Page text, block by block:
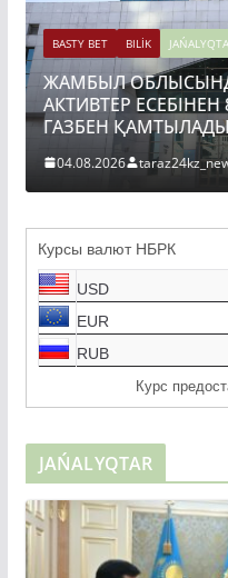
BASTY BET BILİK
ЖАМБЫЛ
АКТИВТЕР
ГАЗБЕН
04.08.2026
Курсы валют НБРК
USD
EUR
RUB
Курс
JAŃALYQTAR